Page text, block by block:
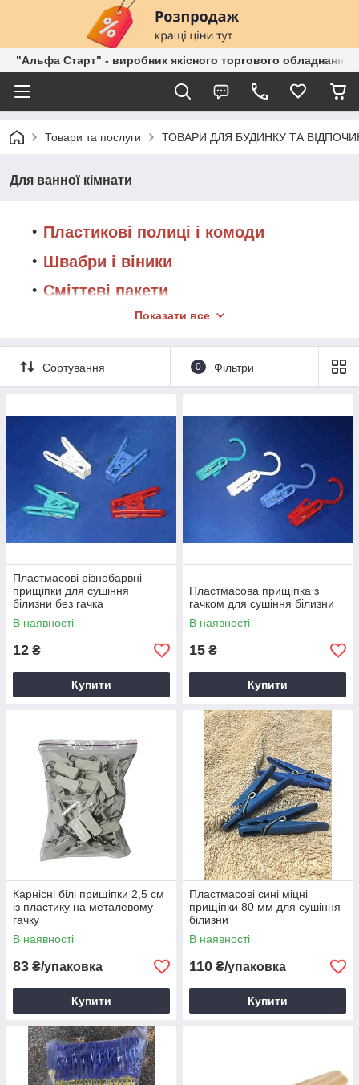
"Альфа Старт" - виробник якісного торгового обладнання
Товари та послуги ТОВАРИ ДЛЯ БУДИНКУ ТА
Для ванної кімнати
Пластикові полиці і комоди
Швабри і віники
Сміттєві пакети
Меблеві гачки
М'які пуфи
Розкладні стільці
Показати все
Сортування 0 Фільтри
Пластмасові різнобарвні
прищіпки для сушіння
білизни без гачка
В наявності
12 ₴
Купити
Пластмасова прищіпка з
гачком для сушіння білизни
В наявності
15 ₴
Купити
Карнісні білі прищіпки 2,5 см
із пластику на металевому
гачку
В наявності
83 ₴/упаковка
Купити
Пластмасові сині міцні
прищіпки 80 мм для сушіння
білизни
В наявності
110 ₴/упаковка
Купити